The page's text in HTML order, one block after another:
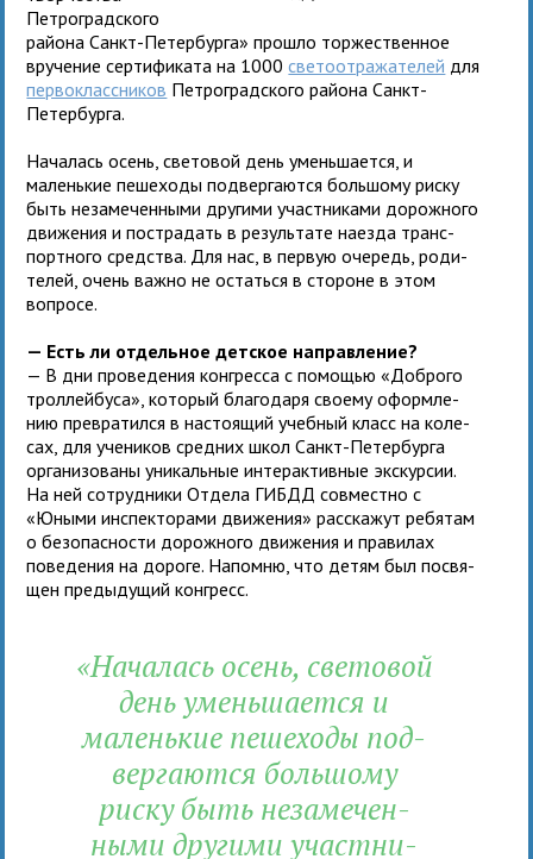
Петроградского
рай­она Санкт-Петербурга» про­шло тор­же­ствен­ное
вру­че­ние сер­ти­фи­ката на 1000све­то­от­ра­жа­те­лей для
пер­во­класс­ни­ков Петроградского рай­она Санкт-
Петербурга.
Началась осень, све­то­вой день умень­ша­ется, и
малень­кие пеше­ходы под­вер­га­ются боль­шому риску
быть неза­ме­чен­ными дру­гими участ­ни­ками дорож­ного
дви­же­ния и постра­дать в резуль­тате наезда транс­
порт­ного средства. Для нас, в первую оче­редь, роди­
те­лей, очень важно не остаться в сто­роне в этом
вопросе.
— Есть ли отдель­ное дет­ское направление?
— В дни про­ве­де­ния конгресса с помо­щью «Доброго
трол­лей­буса», кото­рый бла­го­даря сво­ему оформ­ле­
нию пре­вра­тился в насто­я­щий учеб­ный класс на коле­
сах, для уче­ни­ков сред­них школ Санкт-Петербурга
орга­ни­зо­ваны уни­каль­ные интер­ак­тив­ные экс­кур­сии.
На ней сотруд­ники Отдела ГИБДД сов­местно с
«Юными инспек­то­рами дви­же­ния» рас­ска­жут ребя­там
о без­опас­но­сти дорож­ного дви­же­ния и пра­ви­лах
пове­де­ния на дороге. Напомню, что детям был посвя­
щен преды­ду­щий конгресс.
«Началась осень, све­то­вой
день умень­ша­ется и
малень­кие пеше­ходы под­
вер­га­ются боль­шому
риску быть неза­ме­чен­
ными дру­гими участ­ни­